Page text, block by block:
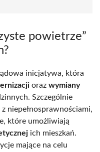
powietrze”
inicjatywa, która
oraz wymiany
Szczególnie
niepełnosprawnościami,
które umożliwiają
ich mieszkań.
mające na celu